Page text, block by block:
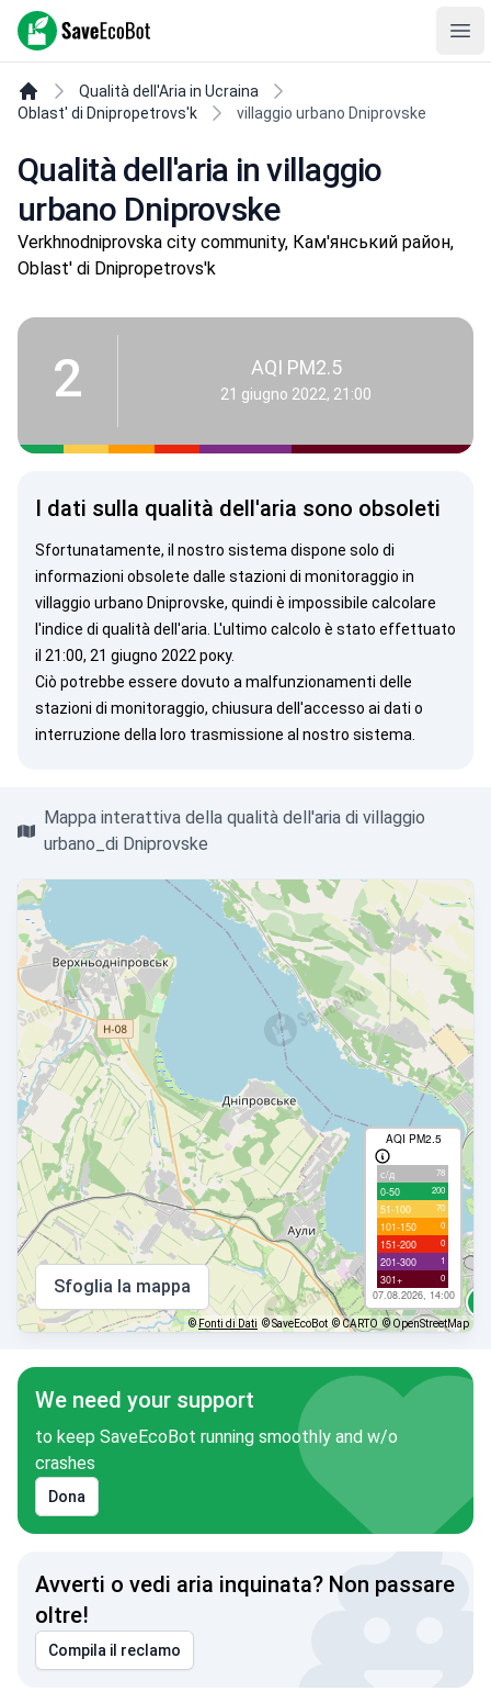
SaveEcoBot
Qualità dell'Aria in Ucraina
Oblast' di Dnipropetrovs'k
villaggio urbano Dniprovske
Qualità dell'aria in villaggio
urbano Dniprovske
Verkhnodniprovska city community, Кам'янський район,
Oblast' di Dnipropetrovs'k
2 AQI PM2.5
21 giugno 2022, 21:00
I dati sulla qualità dell'aria sono obsoleti
Sfortunatamente, il nostro sistema dispone solo di
informazioni obsolete dalle stazioni di monitoraggio in
villaggio urbano Dniprovske, quindi è impossibile calcolare
l'indice di qualità dell'aria. L'ultimo calcolo è stato effettuato
il 21:00, 21 giugno 2022 року.
Ciò potrebbe essere dovuto a malfunzionamenti delle
stazioni di monitoraggio, chiusura dell'accesso ai dati o
interruzione della loro trasmissione al nostro sistema.
Mappa interattiva della qualità dell'aria di villaggio
urbano_di Dniprovske
AQI PM2.5
с/д 78
0-50 200
51-100 70
101-150 0
151-200 0
201-300 1
301+ 0
07.08.2026, 14:00
Sfoglia la mappa
©Fonti di Dati © SaveEcoBot © CARTO © OpenStreetMap
We need your support
to keep SaveEcoBot running smoothly and w/o
crashes
Dona
Avverti o vedi aria inquinata? Non passare
oltre!
Compila il reclamo